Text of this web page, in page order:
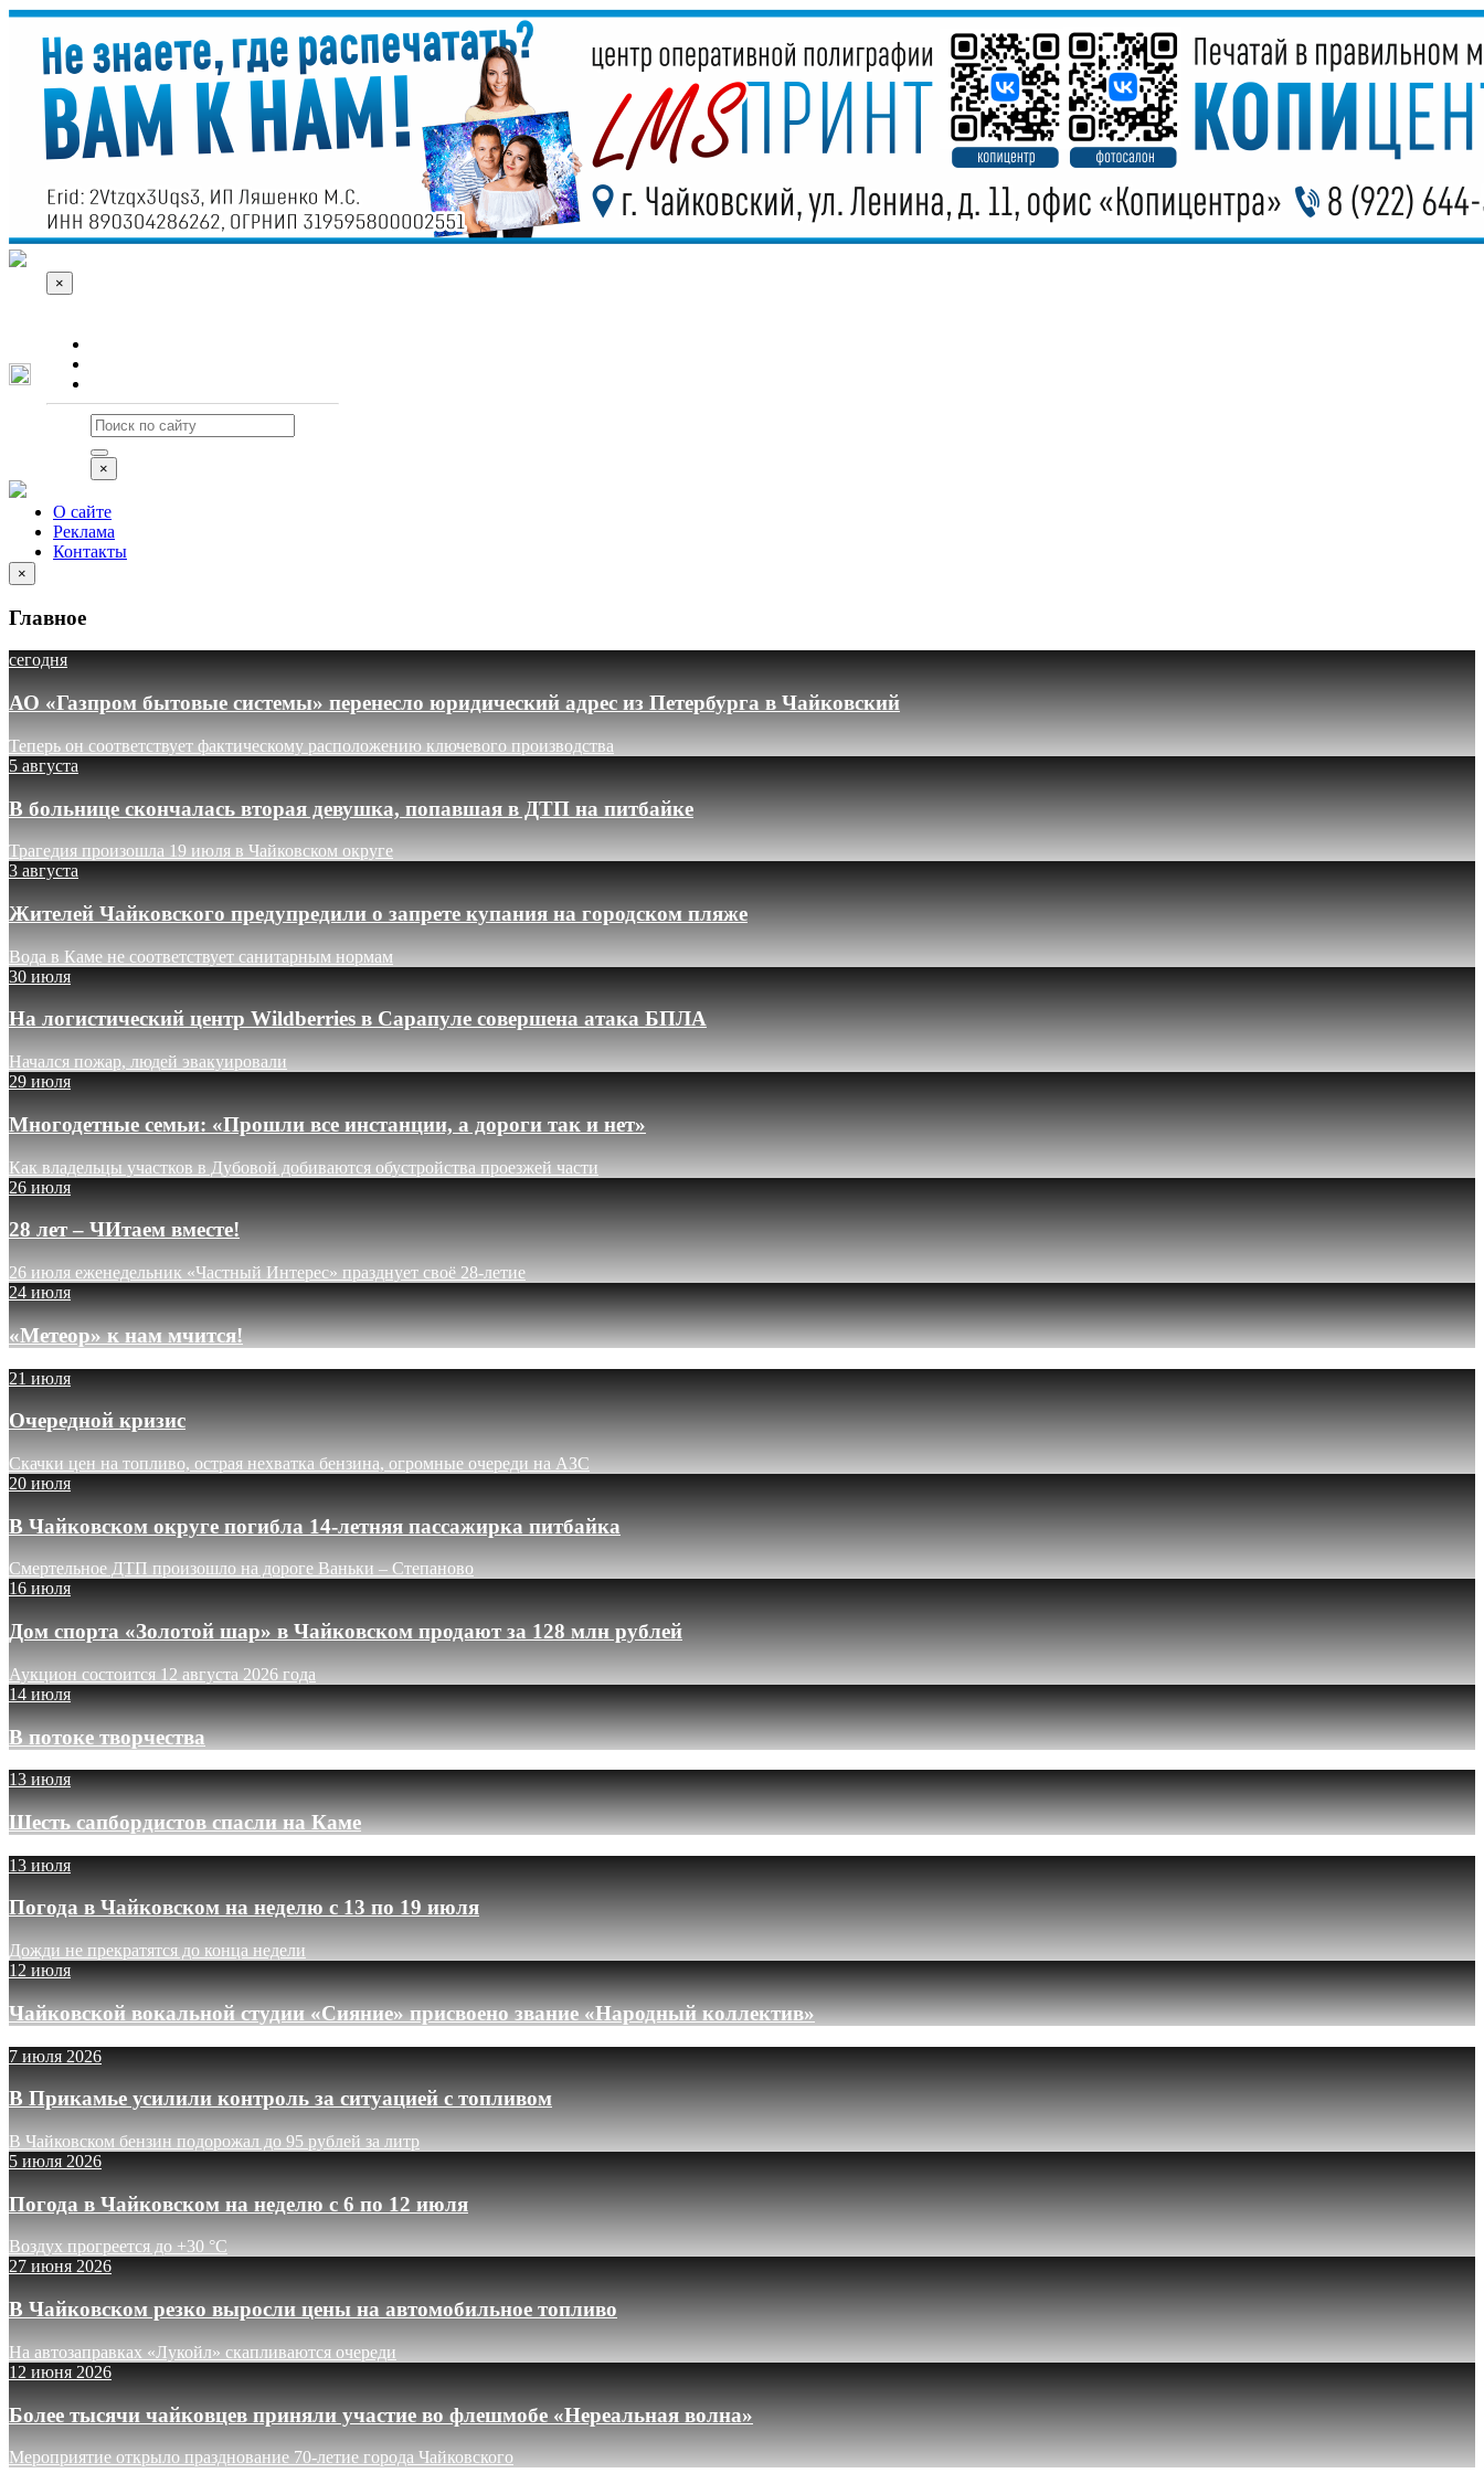
×
×
О сайте
Реклама
Контакты
×
Главное
сегодня
АО «Газпром бытовые системы» перенесло юридический адрес из Петербурга в Чайковский
Теперь он соответствует фактическому расположению ключевого производства
5 августа
В больнице скончалась вторая девушка, попавшая в ДТП на питбайке
Трагедия произошла 19 июля в Чайковском округе
3 августа
Жителей Чайковского предупредили о запрете купания на городском пляже
Вода в Каме не соответствует санитарным нормам
30 июля
На логистический центр Wildberries в Сарапуле совершена атака БПЛА
Начался пожар, людей эвакуировали
29 июля
Многодетные семьи: «Прошли все инстанции, а дороги так и нет»
Как владельцы участков в Дубовой добиваются обустройства проезжей части
26 июля
28 лет – ЧИтаем вместе!
26 июля еженедельник «Частный Интерес» празднует своё 28-летие
24 июля
«Метеор» к нам мчится!
21 июля
Очередной кризис
Скачки цен на топливо, острая нехватка бензина, огромные очереди на АЗС
20 июля
В Чайковском округе погибла 14-летняя пассажирка питбайка
Смертельное ДТП произошло на дороге Ваньки – Степаново
16 июля
Дом спорта «Золотой шар» в Чайковском продают за 128 млн рублей
Аукцион состоится 12 августа 2026 года
14 июля
В потоке творчества
13 июля
Шесть сапбордистов спасли на Каме
13 июля
Погода в Чайковском на неделю с 13 по 19 июля
Дожди не прекратятся до конца недели
12 июля
Чайковской вокальной студии «Сияние» присвоено звание «Народный коллектив»
7 июля 2026
В Прикамье усилили контроль за ситуацией с топливом
В Чайковском бензин подорожал до 95 рублей за литр
5 июля 2026
Погода в Чайковском на неделю с 6 по 12 июля
Воздух прогреется до +30 °C
27 июня 2026
В Чайковском резко выросли цены на автомобильное топливо
На автозаправках «Лукойл» скапливаются очереди
12 июня 2026
Более тысячи чайковцев приняли участие во флешмобе «Нереальная волна»
Мероприятие открыло празднование 70-летие города Чайковского